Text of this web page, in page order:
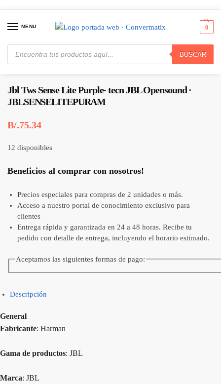
MENU
BUSCAR
0
Inicio / Periféricos Auriculares y Manos Libres Jbl Tws Sense Lite Purple- tecn JBL Opensound · JBLSENSELITEPURAM
Jbl Tws Sense Lite Purple- tecn JBL Opensound ·
JBLSENSELITEPURAM
B/.75.34
12 disponibles
Beneficios al comprar con nosotros!
Precios especiales para compras de 2 unidades o más.
Acceso a nuestro portal de conocimiento exclusivo para
clientes
Entrega rápida y garantizada en 24 a 48 horas. Recibe tu
pedido con detalle de entrega, incluyendo el horario estimado.
Aceptamos las siguientes formas de pago:
Descripción
General
Fabricante: Harman
Gama de productos: JBL
Marca: JBL